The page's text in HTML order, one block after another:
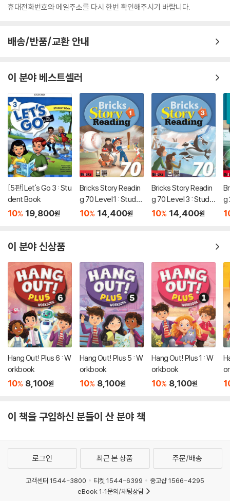
휴대전화번호와 메일주소를 다시 한번 확인해주시기 바랍니다.
배송/반품/교환 안내
이 분야 베스트셀러
[5판]Let's Go 3 : Stu
dent Book
10% 19,800원
Bricks Story Readin
g 70 Level 1 : Stude
nt Book
10% 14,400원
Bricks Story Readin
g 70 Level 3 : Stude
nt Book
10% 14,400원
g
이 분야 신상품
Hang Out! Plus 6 : W
orkbook
10% 8,100원
Hang Out! Plus 5 : W
orkbook
10% 8,100원
Hang Out! Plus 1 : W
orkbook
10% 8,100원
이 책을 구입하신 분들이 산 분야 책
로그인 최근 본 상품 주문/배송
고객센터 1544-3800 티켓 1544-6399
중고샵 1566-4295
eBook 1:1문의/채팅상담